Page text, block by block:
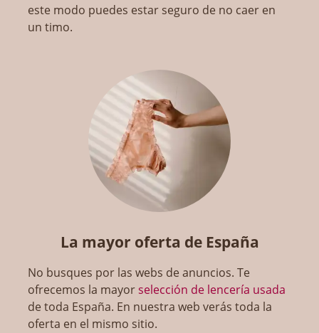
este modo puedes estar seguro de no caer en
un timo.
La mayor oferta de España
No busques por las webs de anuncios. Te
ofrecemos la mayorselección de lencería usada
de toda España. En nuestra web verás toda la
oferta en el mismo sitio.